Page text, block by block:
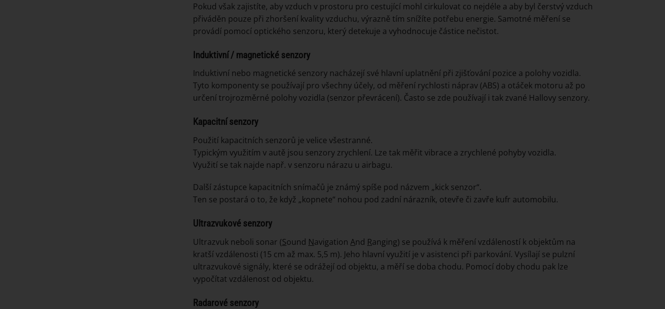
Pokud však zajistíte, aby vzduch v prostoru pro cestující mohl cirkulovat co nejdéle a aby byl čerstvý vzduch
přiváděn pouze při zhoršení kvality vzduchu, výrazně tím snížíte potřebu energie. Samotné měření se
provádí pomocí optického senzoru, který detekuje a vyhodnocuje částice nečistot.
Induktivní / magnetické senzory
Induktivní nebo magnetické senzory nacházejí své hlavní uplatnění při zjišťování pozice a polohy vozidla.
Tyto komponenty se používají pro všechny účely, od měření rychlosti náprav (ABS) a otáček motoru až po
určení trojrozměrné polohy vozidla (senzor převrácení). Často se zde používají i tak zvané Hallovy senzory.
Kapacitní senzory
Použití kapacitních senzorů je velice všestranné.
Typickým využitím v autě jsou senzory zrychlení. Lze tak měřit vibrace a zrychlené pohyby vozidla.
Využití se tak najde např. v senzoru nárazu u airbagu.
Další zástupce kapacitních snímačů je známý spíše pod názvem „kick senzor“.
Ten se postará o to, že když „kopnete“ nohou pod zadní nárazník, otevře či zavře kufr automobilu.
Ultrazvukové senzory
Ultrazvuk neboli sonar (Sound Navigation And Ranging) se používá k měření vzdáleností k objektům na
kratší vzdálenosti (15 cm až max. 5,5 m). Jeho hlavní využití je v asistenci při parkování. Vysílají se pulzní
ultrazvukové signály, které se odrážejí od objektu, a měří se doba chodu. Pomocí doby chodu pak lze
vypočítat vzdálenost od objektu.
Radarové senzory